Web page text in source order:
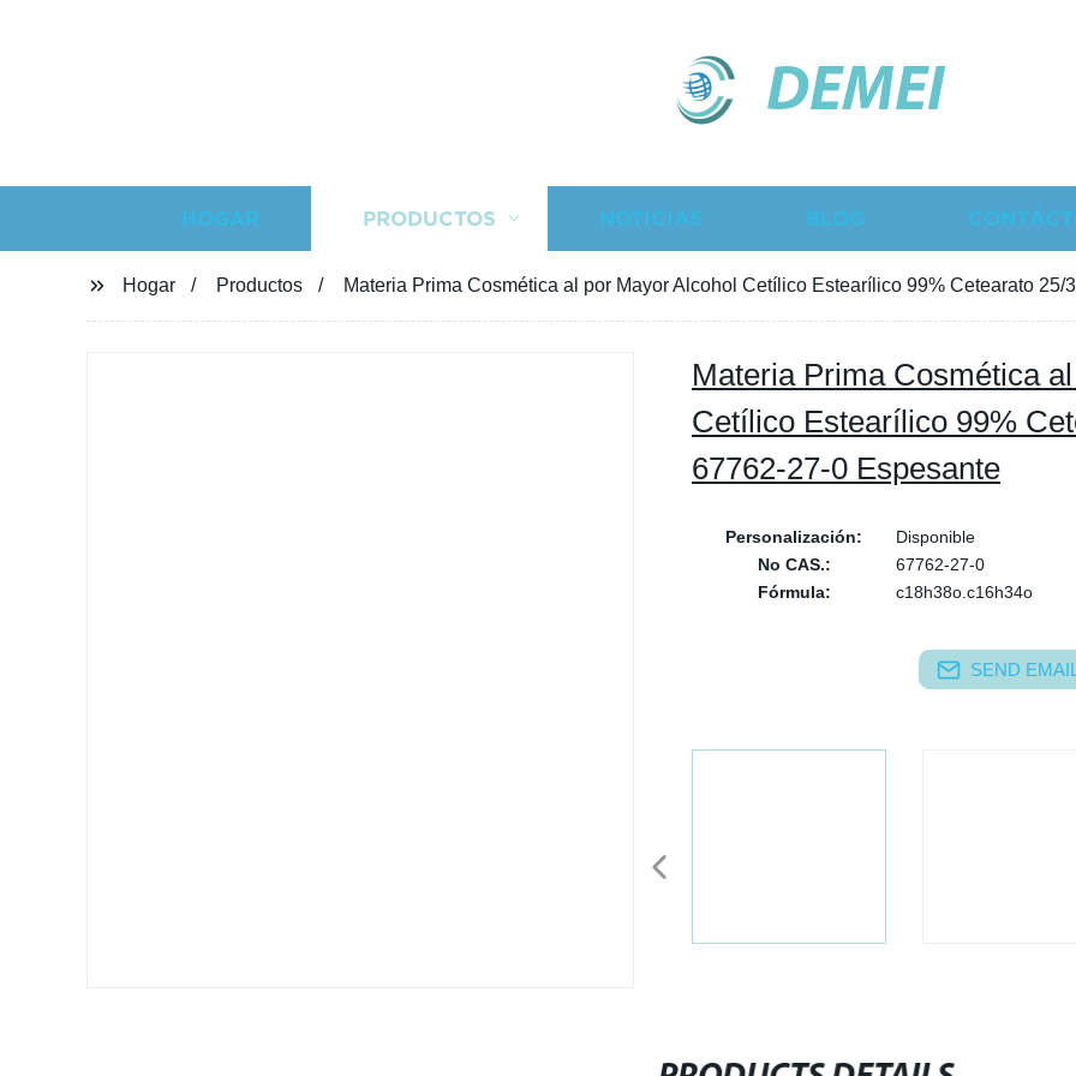
DEMEI
HOGAR PRODUCTOS NOTICIAS BLOG
Hogar Productos Materia Prima Cosmética al por Mayor Alcohol Cetílico Estearílico 99% Cetearato
Materia Prima Cosmética
Cetílico Estearílico 99%
67762-27-0 Espesante
Personalización:
Disponible
No CAS.:
67762-27-0
Fórmula:
c18h38o.c16h34o
SEND